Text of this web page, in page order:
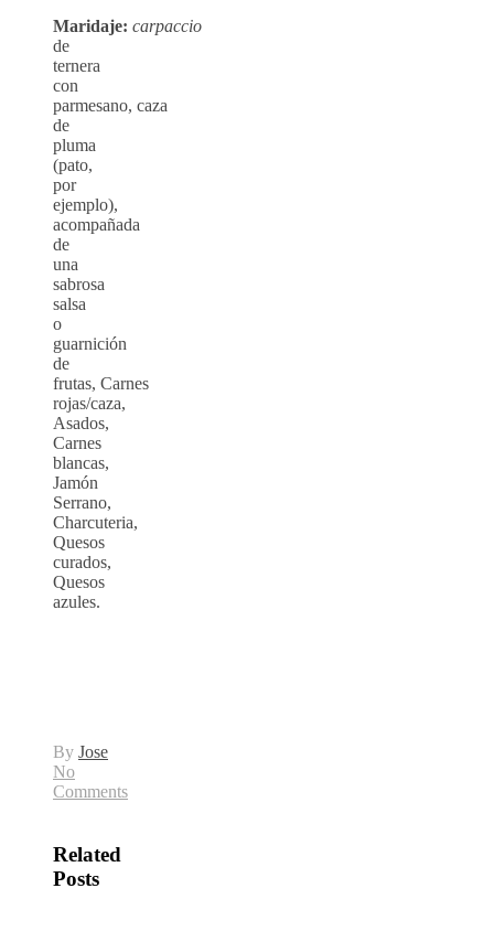
Maridaje: carpaccio
de
ternera
con
parmesano, caza
de
pluma
(pato,
por
ejemplo),
acompañada
de
una
sabrosa
salsa
o
guarnición
de
frutas, Carnes
rojas/caza,
Asados,
Carnes
blancas,
Jamón
Serrano,
Charcuteria,
Quesos
curados,
Quesos
azules.
By Jose
No
Comments
Related
Posts